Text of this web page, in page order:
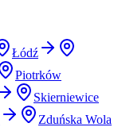
Łódź
Piotrków
Skierniewice
Zduńska Wola